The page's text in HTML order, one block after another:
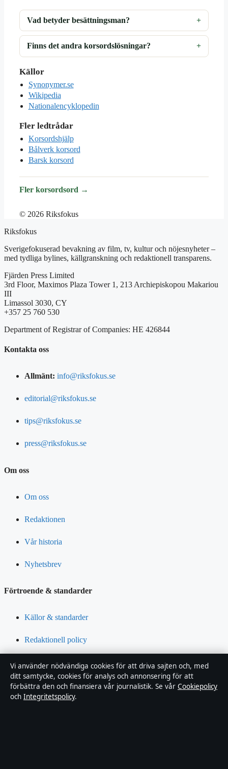
Vad betyder besättningsman?
Finns det andra korsordslösningar?
Källor
Synonymer.se
Wikipedia
Nationalencyklopedin
Fler ledtrådar
Korsordshjälp
Bålverk korsord
Barsk korsord
Fler korsordsord →
© 2026 Riksfokus
Riksfokus
Sverigefokuserad bevakning av film, tv, kultur och nöjesnyheter –
med tydliga bylines, källgranskning och redaktionell transparens.
Fjärden Press Limited
3rd Floor, Maximos Plaza Tower 1, 213 Archiepiskopou Makariou
III
Limassol 3030, CY
+357 25 760 530
Department of Registrar of Companies: HE 426844
Kontakta oss
Allmänt: info@riksfokus.se
editorial@riksfokus.se
tips@riksfokus.se
press@riksfokus.se
Om oss
Om oss
Redaktionen
Vår historia
Nyhetsbrev
Förtroende & standarder
Källor & standarder
Redaktionell policy
Rättelsepolicy
Tillgänglighetsredogörelse
Vi använder nödvändiga cookies för att driva sajten och, med
ditt samtycke, cookies för analys och annonsering för att
förbättra den och finansiera vår journalistik. Se vår Cookiepolicy
och Integritetspolicy.